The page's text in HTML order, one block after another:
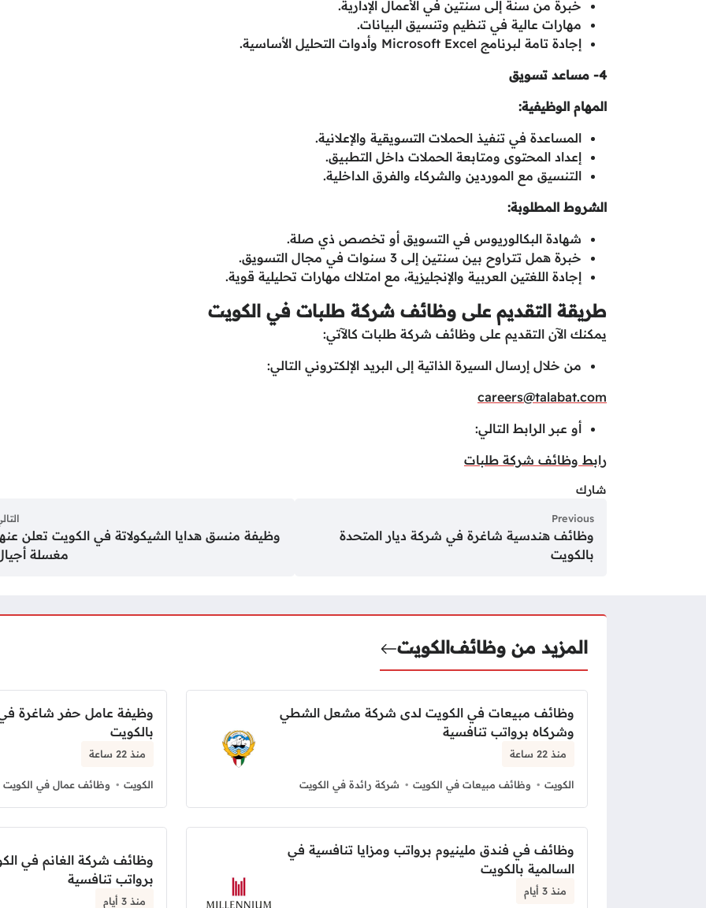
خبرة من سنة إلى سنتين في الأعمال الإدارية.
مهارات عالية في تنظيم وتنسيق البيانات.
إجادة تامة لبرنامج Microsoft Excel وأدوات التحليل الأساسية.
4- مساعد تسويق
المهام الوظيفية:
المساعدة في تنفيذ الحملات التسويقية والإعلانية.
إعداد المحتوى ومتابعة الحملات داخل التطبيق.
التنسيق مع الموردين والشركاء والفرق الداخلية.
الشروط المطلوبة:
شهادة البكالوريوس في التسويق أو تخصص ذي صلة.
خبرة همل تتراوح بين سنتين إلى 3 سنوات في مجال التسويق.
إجادة اللغتين العربية والإنجليزية، مع امتلاك مهارات تحليلية قوية.
طريقة التقديم على وظائف شركة طلبات في الكويت
يمكنك الآن التقديم على وظائف شركة طلبات كالآتي:
من خلال إرسال السيرة الذاتية إلى البريد الإلكتروني التالي:
careers@talabat.com
أو عبر الرابط التالي:
رابط وظائف شركة طلبات
شارك
Previous
وظائف هندسية شاغرة في شركة ديار المتحدة
بالكويت
وظيفة منسق هدايا الشيكولاتة في الكويت تعلن
مغسلة
المزيد من وظائفالكويت
وظائف مبيعات في الكويت لدى شركة مشعل الشطي
وشركاه برواتب تنافسية
منذ 22 ساعة
الكويت وظائف مبيعات في الكويت شركة رائدة في الكويت
وظيفة عامل حفر شاغرة في
بالكويت
منذ 22 ساعة
الكويت وظائف عمال في الكويت
وظائف في فندق ملينيوم برواتب ومزايا تنافسية في
السالمية بالكويت
منذ 3 أيام
وظائف شركة الغانم في
برواتب تنافسية
منذ 3 أيام